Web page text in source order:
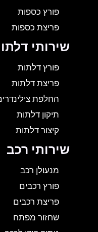
פורץ כספות
פריצת כספות
שירותי דלתות
פורץ דלתות
פריצת דלתות
החלפת צילינדרים
תיקון דלתות
קיצור דלתות
שירותי רכב
מנעולן רכב
פורץ רכבים
פריצת רכבים
שחזור מפתח